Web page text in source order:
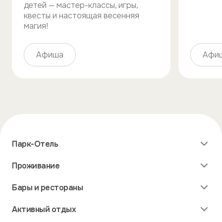
детей — мастер-классы, игры,
квесты и настоящая весенняя
магия!
Афиша
Парк-Отель
Бронирование номера онлайн
Правовая информация
Проживание
Номера в гостинице
Дома и дуплексы
Бары и рестораны
Ресторан у озера
Активный отдых